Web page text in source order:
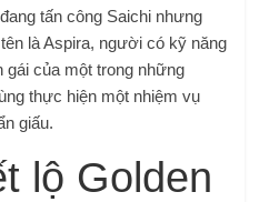
tấn công Saichi nhưng
là Aspira, người có kỹ năng
gái của một trong những
thực hiện một nhiệm vụ
giấu.
lộ Golden